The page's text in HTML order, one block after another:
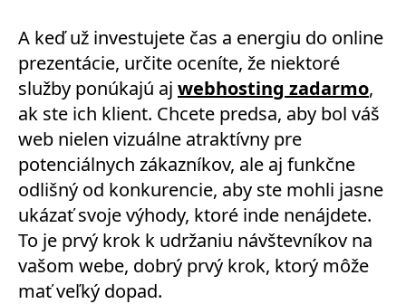
A keď už investujete čas a energiu do online
prezentácie, určite oceníte, že niektoré
služby ponúkajú aj webhosting zadarmo,
ak ste ich klient. Chcete predsa, aby bol váš
web nielen vizuálne atraktívny pre
potenciálnych zákazníkov, ale aj funkčne
odlišný od konkurencie, aby ste mohli jasne
ukázať svoje výhody, ktoré inde nenájdete.
To je prvý krok k udržaniu návštevníkov na
vašom webe, dobrý prvý krok, ktorý môže
mať veľký dopad.